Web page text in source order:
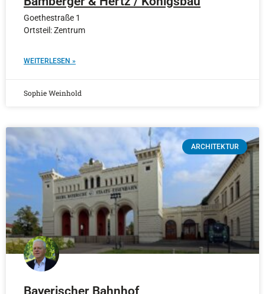
Goethestraße 1
Ortsteil: Zentrum
WEITERLESEN »
Sophie Weinhold
ARCHITEKTUR
Bayerischer Bahnhof